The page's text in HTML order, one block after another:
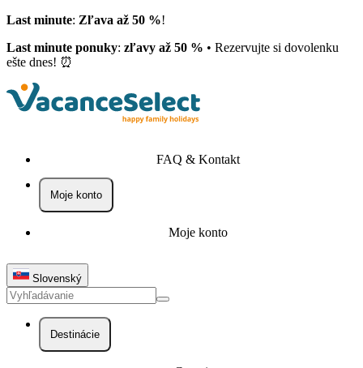
Last minute: Zľava až 50 %!
Last minute ponuky: zľavy až 50 % • Rezervujte si dovolenku
ešte dnes! ⏰
FAQ & Kontakt
Moje konto
Moje konto
Slovenský
Destinácie